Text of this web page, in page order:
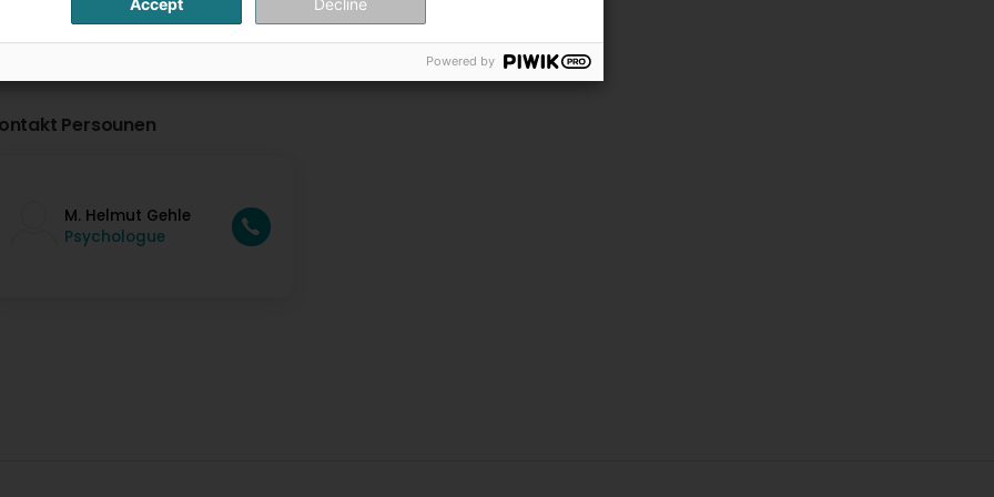
Persounen
M. Helmut Gehle
Psychologue
Accept Decline
Powered by